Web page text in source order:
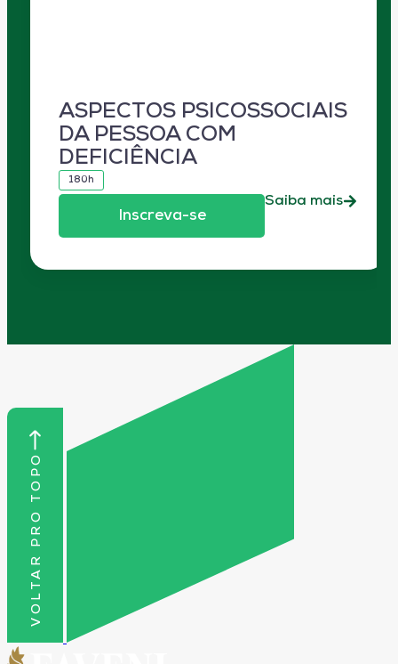
ASPECTOS PSICOSSOCIAIS
DA PESSOA COM
DEFICIÊNCIA
180h
Inscreva-se
Saiba mais
VOLTAR PRO TOPO